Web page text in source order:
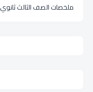
ملخصات الصف الثالث ثانوي